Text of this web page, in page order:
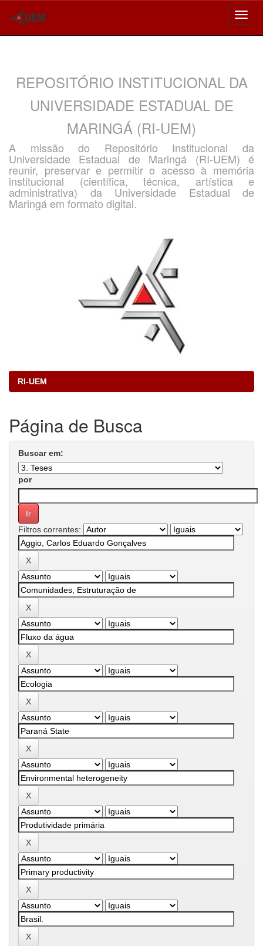
REPOSITÓRIO INSTITUCIONAL DA
UNIVERSIDADE ESTADUAL DE
MARINGÁ (RI-UEM)
A missão do Repositório Institucional da
Universidade Estadual de Maringá (RI-UEM) é
reunir, preservar e permitir o acesso à memória
institucional (científica, técnica, artística e
administrativa) da Universidade Estadual de
Maringá em formato digital.
RI-UEM
Página de Busca
Buscar em:
por
Filtros correntes: